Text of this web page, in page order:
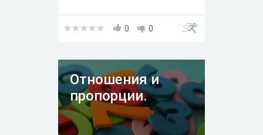
0 0
Отношения и
пропорции.